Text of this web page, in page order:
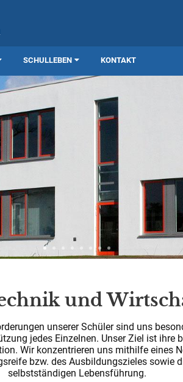
SCHULLEBEN KONTAKT
und
unserer Schüler sind uns
jedes Einzelnen. Unser Ziel ist ihre
Wir konzentrieren uns mithilfe eines
bzw. des Ausbildungszieles sowie
selbstständigen Lebensführung.